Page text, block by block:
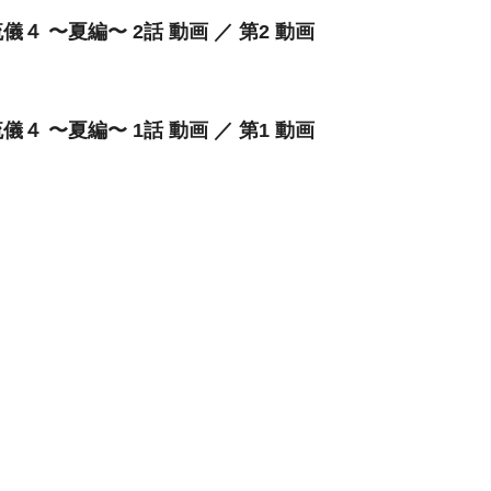
４ 〜夏編〜 2話 動画 ／ 第2 動画
４ 〜夏編〜 1話 動画 ／ 第1 動画